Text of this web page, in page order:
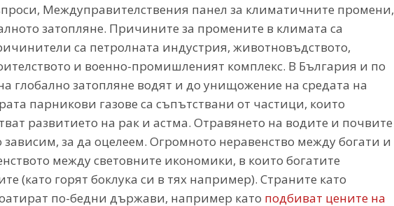
Междуправителствения панел за климатичните промени,
затопляне. Причините за промените в климата са
са петролната индустрия, животновъдството,
и военно-промишленият комплекс. В България и по
глобално затопляне водят и до унищожение на средата на
парникови газове са съпътствани от частици, които
развитието на рак и астма. Отравянето на водите и почвите
за да оцелеем. Огромното неравенство между богати и
между световните икономики, в които богатите
(като горят боклука си в тях например). Страните като
по-бедни държави, например като подбиват цените на